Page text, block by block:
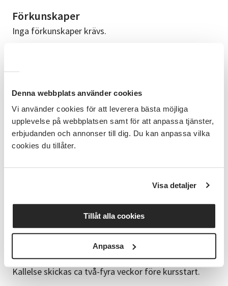
Denna webbplats använder cookies
Vi använder cookies för att leverera bästa möjliga
upplevelse på webbplatsen samt för att anpassa tjänster,
erbjudanden och annonser till dig. Du kan anpassa vilka
cookies du tillåter.
Visa detaljer
Tillåt alla cookies
Anpassa
Förkunskaper
Inga förkunskaper krävs.
Ta gärna med dig eget silvermaterial, men du kan
Pris är 25 kr per gram. Materialet du använt betalar
gammalt kärt silversmycke eller återanvänd dina
gamla smycken eller silverföremål (även guld) för att
skapa något nytt. Främst arbetar vi i silver men om
du vill kan du också arbeta i plexiglas eller andra
Redbergsskolan, Örngatan 6
Bra att veta
Kallelse skickas ca två-fyra veckor före kursstart.